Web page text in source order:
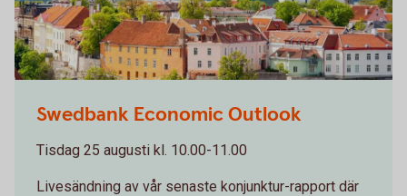
Swedbank Economic Outlook
Tisdag 25 augusti kl. 10.00-11.00
Livesändning av vår senaste konjunktur-rapport där